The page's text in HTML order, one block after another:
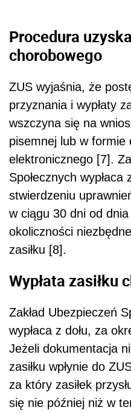
Procedura
chorobowego
ZUS wyjaśnia, że
przyznania i wypłaty
wszczyna się na
pisemnej lub w formie
elektronicznego [7].
Społecznych wypłaca
stwierdzeniu
w ciągu 30 dni od
okoliczności
zasiłku [8].
Wypłata zasiłku
Zakład Ubezpieczeń
wypłaca z dołu, za
Jeżeli dokumentacja
zasiłku wpłynie do
za który zasiłek
się nie później niż w